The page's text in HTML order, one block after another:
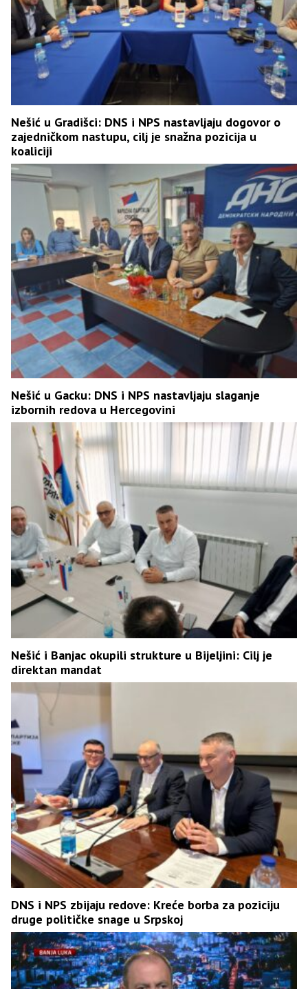
Nešić u Gradišci: DNS i NPS nastavljaju dogovor o
zajedničkom nastupu, cilj je snažna pozicija u
koaliciji
Nešić u Gacku: DNS i NPS nastavljaju slaganje
izbornih redova u Hercegovini
Nešić i Banjac okupili strukture u Bijeljini: Cilj je
direktan mandat
DNS i NPS zbijaju redove: Kreće borba za poziciju
druge političke snage u Srpskoj